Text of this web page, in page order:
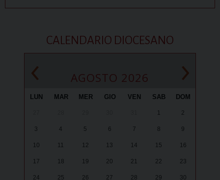
CALENDARIO DIOCESANO
‹ AGOSTO 2026 ›
LUN MAR MER GIO VEN SAB DOM
1 2
3 4 5 6 7 8 9
10 11 12 13 14 15 16
17 18 19 20 21 22 23
24 25 26 27 28 29 30